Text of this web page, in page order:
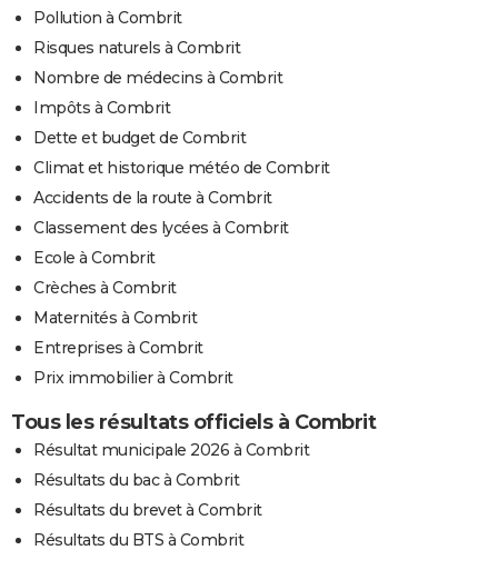
Pollution à Combrit
Risques naturels à Combrit
Nombre de médecins à Combrit
Impôts à Combrit
Dette et budget de Combrit
Climat et historique météo de Combrit
Accidents de la route à Combrit
Classement des lycées à Combrit
Ecole à Combrit
Crèches à Combrit
Maternités à Combrit
Entreprises à Combrit
Prix immobilier à Combrit
Tous les résultats officiels à Combrit
Résultat municipale 2026 à Combrit
Résultats du bac à Combrit
Résultats du brevet à Combrit
Résultats du BTS à Combrit